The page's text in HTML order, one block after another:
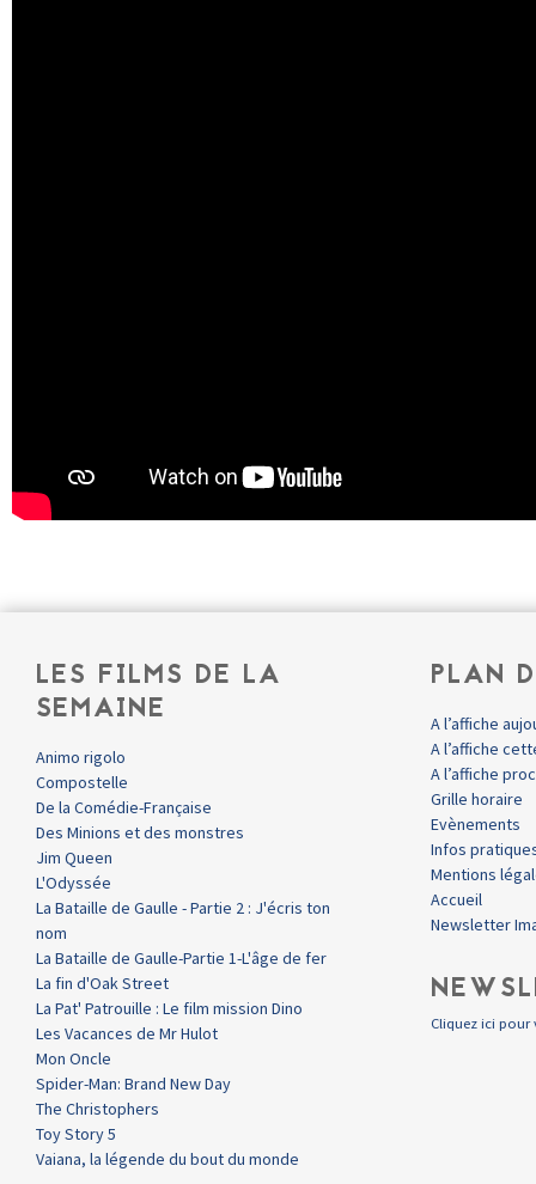
LES FILMS DE LA
SEMAINE
Animo rigolo
Compostelle
De la Comédie-Française
Des Minions et des monstres
Jim Queen
L'Odyssée
La Bataille de Gaulle - Partie 2 : J'écris ton
nom
La Bataille de Gaulle-Partie 1-L'âge de fer
La fin d'Oak Street
La Pat' Patrouille : Le film mission Dino
Les Vacances de Mr Hulot
Mon Oncle
Spider-Man: Brand New Day
The Christophers
Toy Story 5
Vaiana, la légende du bout du monde
PLAN
A l’affiche
A l’affiche
A l’affiche
Grille horaire
Evènements
Infos
Mentions
Accueil
Newsletter
Cliquez ici pour